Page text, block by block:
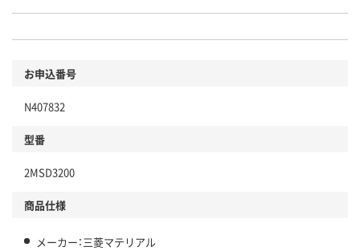
お申込番号
N407832
型番
2MSD3200
商品仕様
メーカー：三菱マテリアル